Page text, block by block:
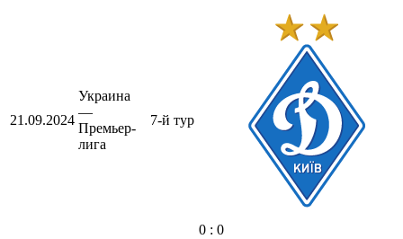
21.09.2024
Украина
—
Премьер-
лига
7-й тур
0 : 0